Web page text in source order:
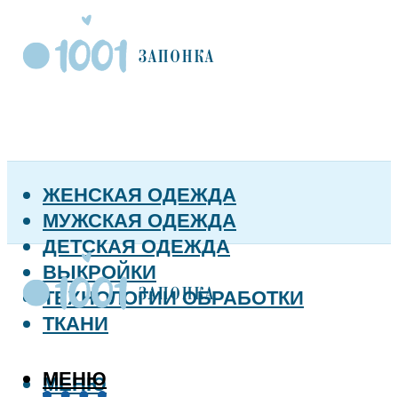
ЖЕНСКАЯ ОДЕЖДА
МУЖСКАЯ ОДЕЖДА
ДЕТСКАЯ ОДЕЖДА
ВЫКРОЙКИ
ТЕХНОЛОГИИ ОБРАБОТКИ
ТКАНИ
МЕНЮ
МЕНЮ